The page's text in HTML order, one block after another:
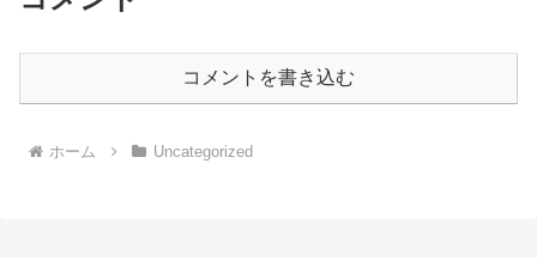
コメントを書き込む
ホーム Uncategorized